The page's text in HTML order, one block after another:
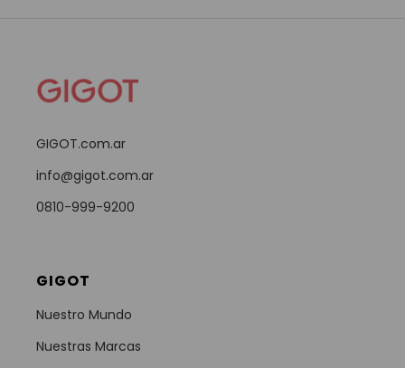
GIGOT.com.ar
info@gigot.com.ar
0810-999-9200
GIGOT
Nuestro Mundo
Nuestras Marcas